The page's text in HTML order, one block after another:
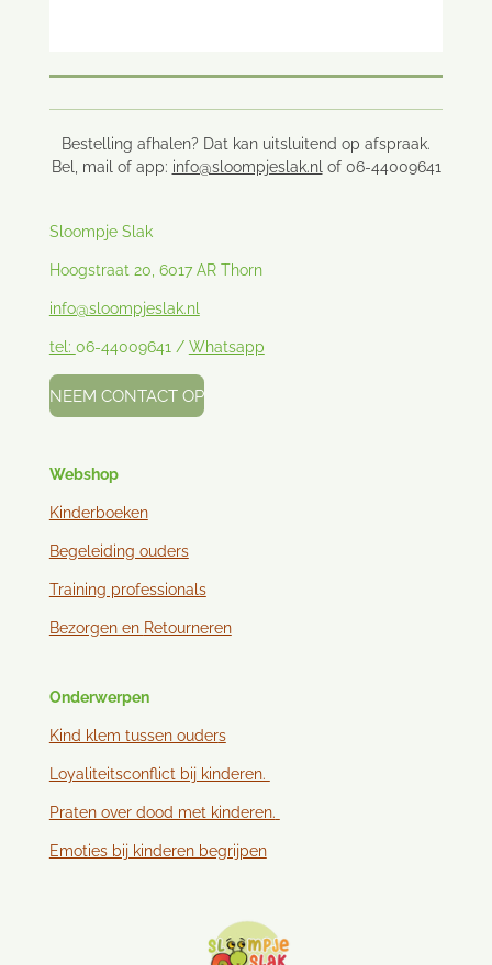
Bestelling afhalen? Dat kan uitsluitend op afspraak.
Bel, mail of app: info@sloompjeslak.nl of 06-44009641
Sloompje Slak
Hoogstraat 20, 6017 AR Thorn
info@sloompjeslak.nl
tel: 06-44009641 / Whatsapp
NEEM CONTACT OP
Webshop
Kinderboeken
Begeleiding ouders
Training professionals
Bezorgen en Retourneren
Onderwerpen
Kind klem tussen ouders
Loyaliteitsconflict bij kinderen.
Praten over dood met kinderen.
Emoties bij kinderen begrijpen